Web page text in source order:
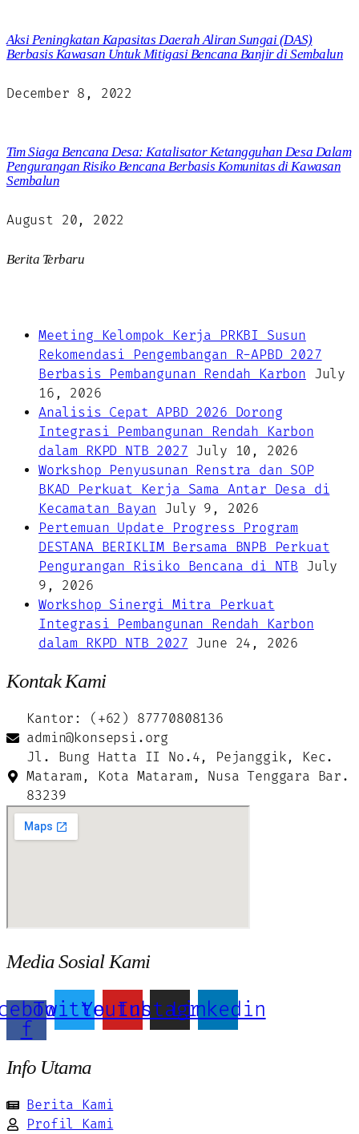
Aksi Peningkatan Kapasitas Daerah Aliran Sungai (DAS)
Berbasis Kawasan Untuk Mitigasi Bencana Banjir di Sembalun
December 8, 2022
Tim Siaga Bencana Desa: Katalisator Ketangguhan Desa Dalam
Pengurangan Risiko Bencana Berbasis Komunitas di Kawasan
Sembalun
August 20, 2022
Berita Terbaru
Meeting Kelompok Kerja PRKBI Susun
Rekomendasi Pengembangan R-APBD 2027
Berbasis Pembangunan Rendah Karbon July
16, 2026
Analisis Cepat APBD 2026 Dorong
Integrasi Pembangunan Rendah Karbon
dalam RKPD NTB 2027 July 10, 2026
Workshop Penyusunan Renstra dan SOP
BKAD Perkuat Kerja Sama Antar Desa di
Kecamatan Bayan July 9, 2026
Pertemuan Update Progress Program
DESTANA BERIKLIM Bersama BNPB Perkuat
Pengurangan Risiko Bencana di NTB July
9, 2026
Workshop Sinergi Mitra Perkuat
Integrasi Pembangunan Rendah Karbon
dalam RKPD NTB 2027 June 24, 2026
Kontak Kami
Kantor: (+62) 87770808136
admin@konsepsi.org
Jl. Bung Hatta II No.4, Pejanggik, Kec.
Mataram, Kota Mataram, Nusa Tenggara Bar.
83239
Media Sosial Kami
f
TwitterYoutube
Instagram
Linkedin
Info Utama
Berita Kami
Profil Kami